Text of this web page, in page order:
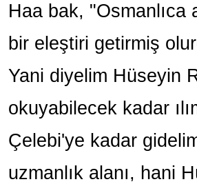
Haa bak, "Osmanlıca
bir eleştiri getirmiş
Yani diyelim Hüseyin
okuyabilecek kadar
Çelebi'ye kadar
uzmanlık alanı, hani